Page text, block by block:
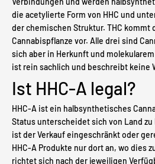
die acetylierte Form von HHC und
der chemischen Struktur. THC kommt
Cannabispflanze vor. Alle drei sind
sich aber in Herkunft und
ist rein sachlich und beschreibt keine
Ist HHC-A legal?
HHC-A ist ein halbsynthetisches
Status unterscheidet sich von Land
ist der Verkauf eingeschränkt oder
HHC-A Produkte nur dort an, wo dies
richtet sich nach der jeweiligen